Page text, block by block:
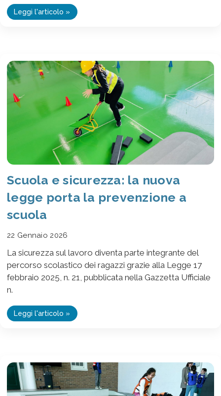
Leggi l'articolo »
Scuola e sicurezza: la nuova
legge porta la prevenzione a
scuola
22 Gennaio 2026
La sicurezza sul lavoro diventa parte integrante del
percorso scolastico dei ragazzi grazie alla Legge 17
febbraio 2025, n. 21, pubblicata nella Gazzetta Ufficiale
n.
Leggi l'articolo »